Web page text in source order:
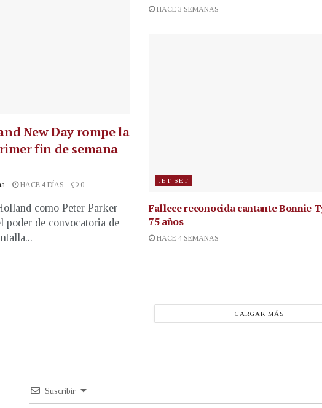
New Day rompe la
fin de semana
HACE 4 DÍAS 0
como Peter Parker
poder de convocatoria de
HACE 3 SEMANAS
JET SET
Fallece reconocida cantanteBonnie
75 años
HACE 4 SEMANAS
CARGAR MÁS
Suscribir